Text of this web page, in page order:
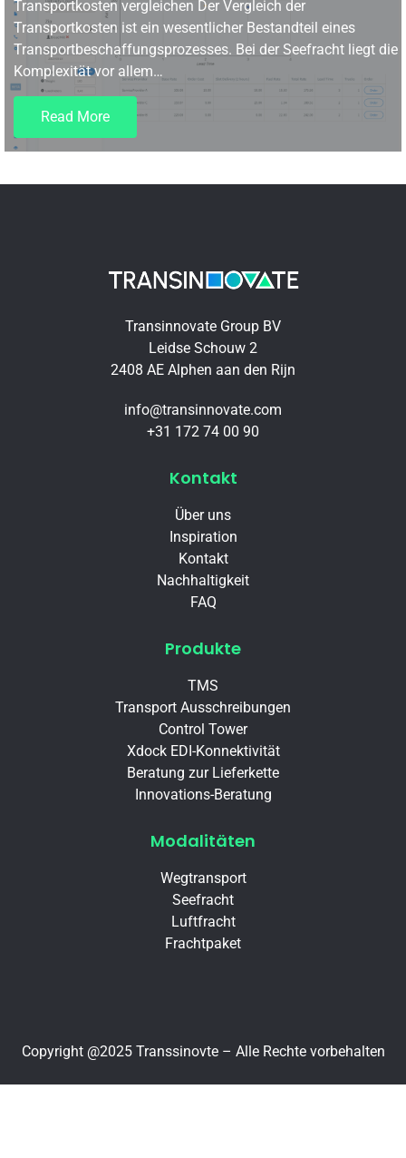
Transportkosten vergleichen Der Vergleich der
Transportkosten ist ein wesentlicher Bestandteil eines
Transportbeschaffungsprozesses. Bei der Seefracht liegt die
Komplexität vor allem…
Read More
Transinnovate Group BV
Leidse Schouw 2
2408 AE Alphen aan den Rijn
info@transinnovate.com
+31 172 74 00 90
Kontakt
Über uns
Inspiration
Kontakt
Nachhaltigkeit
FAQ
Produkte
TMS
Transport Ausschreibungen
Control Tower
Xdock EDI-Konnektivität
Beratung zur Lieferkette
Innovations-Beratung
Modalitäten
Wegtransport
Seefracht
Luftfracht
Frachtpaket
Copyright @2025 Transsinovte – Alle Rechte vorbehalten